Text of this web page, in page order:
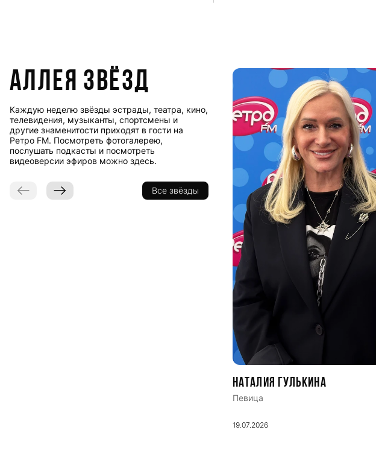
Наталия Гулькина
Певица
19.07.2026
Аллея звёзд
Каждую неделю звёзды эстрады, театра, кино,
телевидения, музыканты, спортсмены и
другие знаменитости приходят в гости на
Ретро FM. Посмотреть фотогалерею,
послушать подкасты и посмотреть
видеоверсии эфиров можно здесь.
Все звёзды